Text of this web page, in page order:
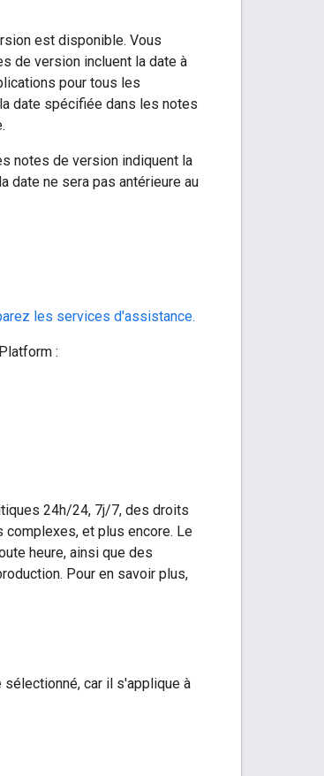
est disponible. Vous
de version incluent la date à
pour tous les
date spécifiée dans les notes
notes de version indiquent la
date ne sera pas antérieure au
les services d'assistance.
:
24h/24, 7j/7, des droits
complexes, et plus encore. Le
heure, ainsi que des
Pour en savoir plus,
car il s'applique à